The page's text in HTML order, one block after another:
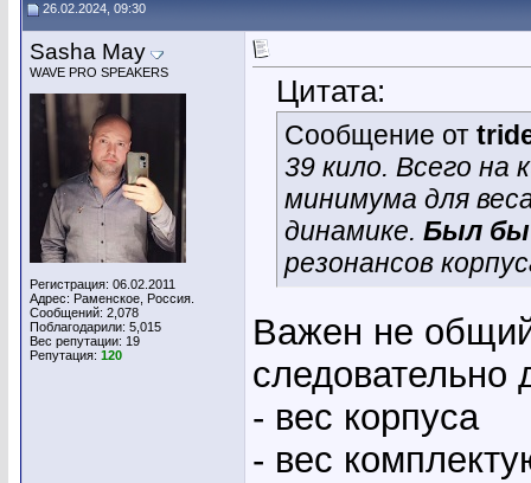
26.02.2024, 09:30
Sasha May
WAVE PRO SPEAKERS
Регистрация: 06.02.2011
Адрес: Раменское, Россия.
Сообщений: 2,078
Поблагодарили: 5,015
Вес репутации: 19
Репутация: 120
Цитата:
Сообщение от
39 кило. Всего на
минимума для
динамике. Был бы
резонансов
Важен не
следовательно
- вес корпуса
- вес